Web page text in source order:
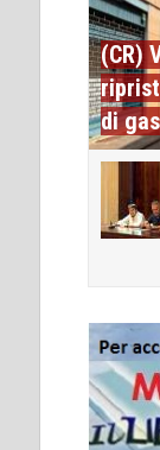
(CR)
di gas